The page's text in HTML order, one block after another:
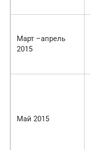
Март –апрель
2015
Май 2015